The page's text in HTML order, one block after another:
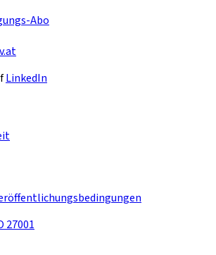
Abo
LinkedIn
27001